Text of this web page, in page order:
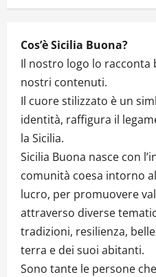
n
Cos’è Sicilia Buona?
Il nostro logo lo racconta
nostri contenuti.
Il cuore stilizzato è un
identità, raffigura il
la Sicilia.
Sicilia Buona nasce con
comunità coesa intorno
lucro, per promuovere
attraverso diverse
tradizioni, resilienza,
terra e dei suoi abitanti.
Sono tante le persone